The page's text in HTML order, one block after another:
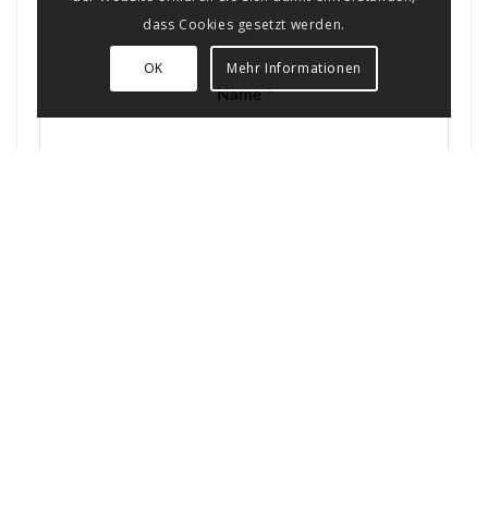
Name *
dass Cookies gesetzt werden.
OK Mehr Informationen